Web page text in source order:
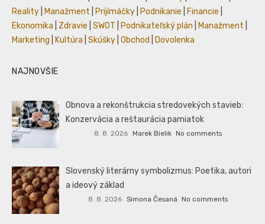
Reality
Manažment Prijímáčky Podnikanie Financie
Ekonomika
Zdravie SWOT Podnikateľský plán Manažment
Marketing
Kultúra Skúšky Obchod Dovolenka
NAJNOVŠIE
Obnova a rekonštrukcia stredovekých stavieb:
Konzervácia a reštaurácia pamiatok
8. 8. 2026 Marek Bielik No comments
Slovenský literárny symbolizmus: Poetika, autori
a ideový základ
8. 8. 2026 Simona Česaná No comments